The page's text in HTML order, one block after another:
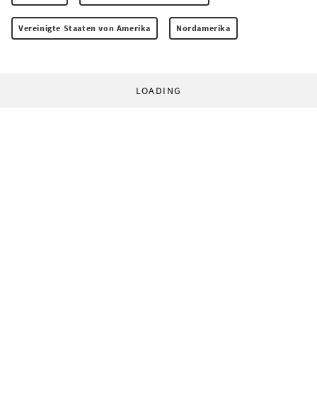
Vereinigte Staaten von Amerika Nordamerika
LOADING